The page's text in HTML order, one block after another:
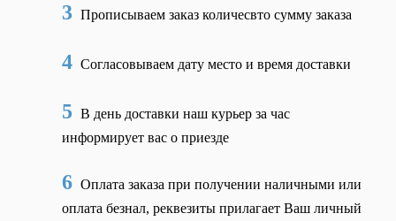
3 Прописываем заказ количесвто сумму заказа
4 Согласовываем дату место и время доставки
5 В день доставки наш курьер за час
информирует вас о приезде
6 Оплата заказа при получении наличными или
оплата безнал, реквезиты прилагает Ваш личный